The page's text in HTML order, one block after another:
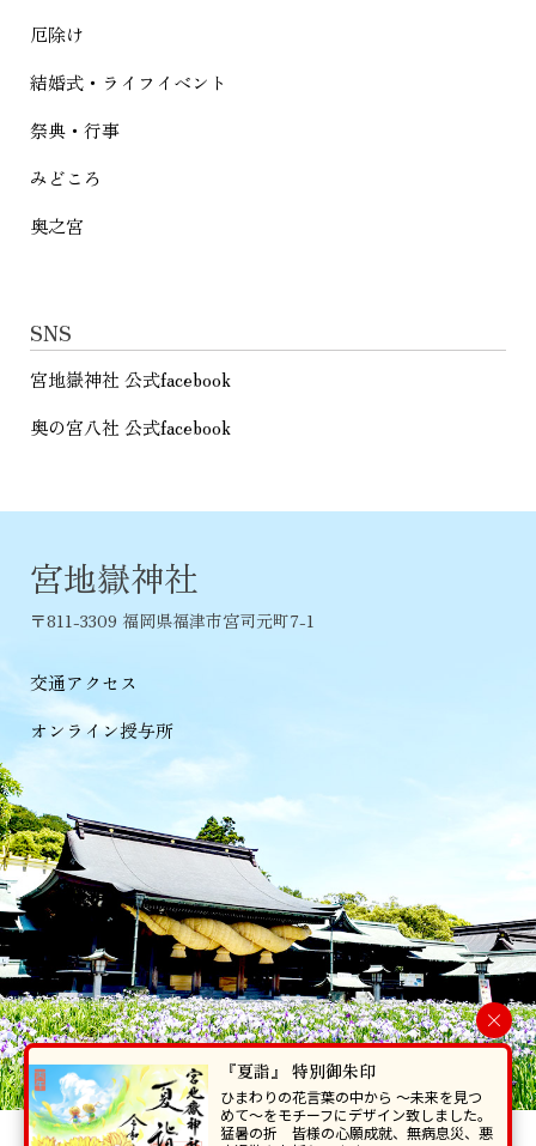
厄除け
結婚式・ライフイベント
祭典・行事
みどころ
奥之宮
SNS
宮地嶽神社 公式facebook
奥の宮八社 公式facebook
宮地嶽神社
〒811-3309 福岡県福津市宮司元町7-1
交通アクセス
オンライン授与所
当ホームページで掲載の写真・イラスト等を無断で転写･複製することを
×
『夏詣』 特別御朱印
ひまわりの花言葉の中から 〜未来を見つ
めて〜をモチーフにデザイン致しました。
猛暑の折 皆様の心願成就、無病息災、悪